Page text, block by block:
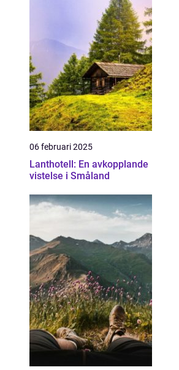
06 februari 2025
Lanthotell: En avkopplande
vistelse i Småland